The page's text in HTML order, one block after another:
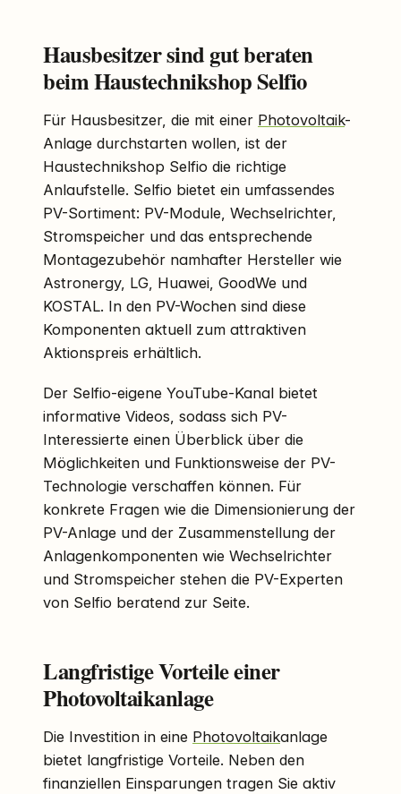
Hausbesitzer sind gut beraten
beim Haustechnikshop Selfio
Für Hausbesitzer, die mit einer Photovoltaik-
Anlage durchstarten wollen, ist der
Haustechnikshop Selfio die richtige
Anlaufstelle. Selfio bietet ein umfassendes
PV-Sortiment: PV-Module, Wechselrichter,
Stromspeicher und das entsprechende
Montagezubehör namhafter Hersteller wie
Astronergy, LG, Huawei, GoodWe und
KOSTAL. In den PV-Wochen sind diese
Komponenten aktuell zum attraktiven
Aktionspreis erhältlich.
Der Selfio-eigene YouTube-Kanal bietet
informative Videos, sodass sich PV-
Interessierte einen Überblick über die
Möglichkeiten und Funktionsweise der PV-
Technologie verschaffen können. Für
konkrete Fragen wie die Dimensionierung der
PV-Anlage und der Zusammenstellung der
Anlagenkomponenten wie Wechselrichter
und Stromspeicher stehen die PV-Experten
von Selfio beratend zur Seite.
Langfristige Vorteile einer
Photovoltaikanlage
Die Investition in eine Photovoltaikanlage
bietet langfristige Vorteile. Neben den
finanziellen Einsparungen tragen Sie aktiv